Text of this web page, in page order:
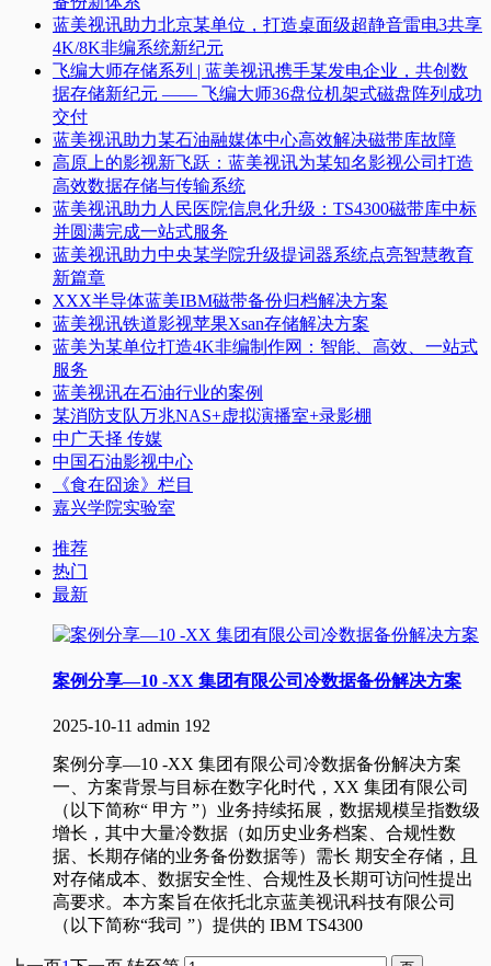
蓝美视讯助力北京某单位，打造桌面级超静音雷电3共享
4K/8K非编系统新纪元
飞编大师存储系列 | 蓝美视讯携手某发电企业，共创数
据存储新纪元 —— 飞编大师36盘位机架式磁盘阵列成功
交付
蓝美视讯助力某石油融媒体中心高效解决磁带库故障
高原上的影视新飞跃：蓝美视讯为某知名影视公司打造
高效数据存储与传输系统
蓝美视讯助力人民医院信息化升级：TS4300磁带库中标
并圆满完成一站式服务
蓝美视讯助力中央某学院升级提词器系统点亮智慧教育
新篇章
XXX半导体蓝美IBM磁带备份归档解决方案
蓝美视讯铁道影视苹果Xsan存储解决方案
蓝美为某单位打造4K非编制作网：智能、高效、一站式
服务
蓝美视讯在石油行业的案例
某消防支队万兆NAS+虚拟演播室+录影棚
中广天择 传媒
中国石油影视中心
《食在囧途》栏目
嘉兴学院实验室
推荐
热门
最新
案例分享—10 -XX 集团有限公司冷数据备份解决方案
2025-10-11 admin 192
案例分享—10 -XX 集团有限公司冷数据备份解决方案
一、方案背景与目标在数字化时代，XX 集团有限公司
（以下简称“ 甲方 ”）业务持续拓展，数据规模呈指数级
增长，其中大量冷数据（如历史业务档案、合规性数
据、长期存储的业务备份数据等）需长 期安全存储，且
对存储成本、数据安全性、合规性及长期可访问性提出
高要求。本方案旨在依托北京蓝美视讯科技有限公司
（以下简称“我司 ”）提供的 IBM TS4300